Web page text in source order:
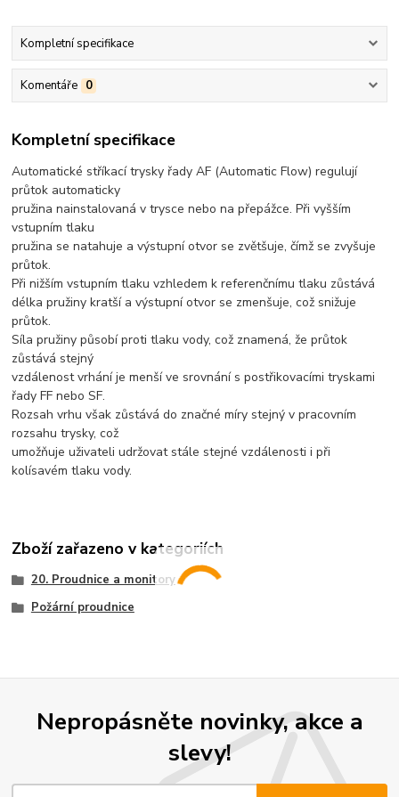
Kompletní specifikace
Komentáře 0
Kompletní specifikace
Automatické stříkací trysky řady AF (Automatic Flow) regulují
průtok automaticky
pružina nainstalovaná v trysce nebo na přepážce. Při vyšším
vstupním tlaku
pružina se natahuje a výstupní otvor se zvětšuje, čímž se zvyšuje
průtok.
Při nižším vstupním tlaku vzhledem k referenčnímu tlaku zůstává
délka pružiny kratší a výstupní otvor se zmenšuje, což snižuje
průtok.
Síla pružiny působí proti tlaku vody, což znamená, že průtok
zůstává stejný
vzdálenost vrhání je menší ve srovnání s postřikovacími tryskami
řady FF nebo SF.
Rozsah vrhu však zůstává do značné míry stejný v pracovním
rozsahu trysky, což
umožňuje uživateli udržovat stále stejné vzdálenosti i při
kolísavém tlaku vody.
Zboží zařazeno v kategoriích
20. Proudnice a monitory
Požární proudnice
Nepropásněte novinky, akce a
slevy!